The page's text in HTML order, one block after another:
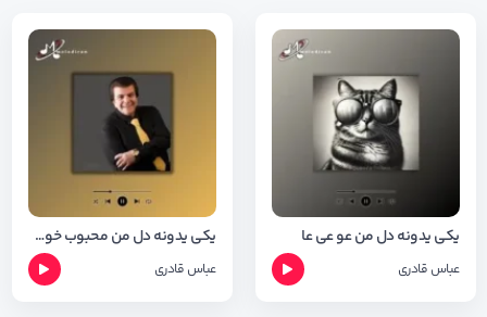
یکی یدونه دل من عو عی عا
عباس قادری
یکی یدونه دل من محبوب خوشگل من
عباس قادری